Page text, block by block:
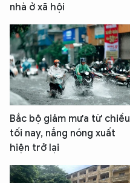
nhà ở xã hội
Bắc bộ giảm mưa từ chiều
tối nay, nắng nóng xuất
hiện trở lại